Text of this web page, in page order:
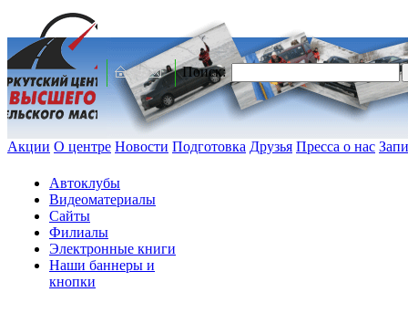
Поиск:
Акции О центре Новости Подготовка Друзья Пресса о нас
Автоклубы
Видеоматериалы
Сайты
Филиалы
Электронные книги
Наши баннеры и
кнопки